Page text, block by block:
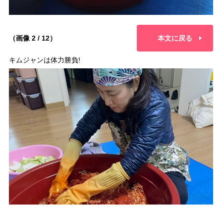
（画像 2 / 12） 本文に戻る
キムジャンは体力勝負!